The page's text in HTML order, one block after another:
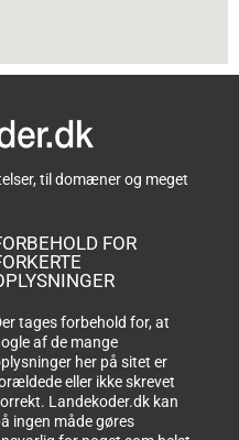
til domæner og meget
FOR
tages forbehold for, at
af de mange
her på sitet er
eller ikke skrevet
Landekoder.dk kan
ingen måde gøres